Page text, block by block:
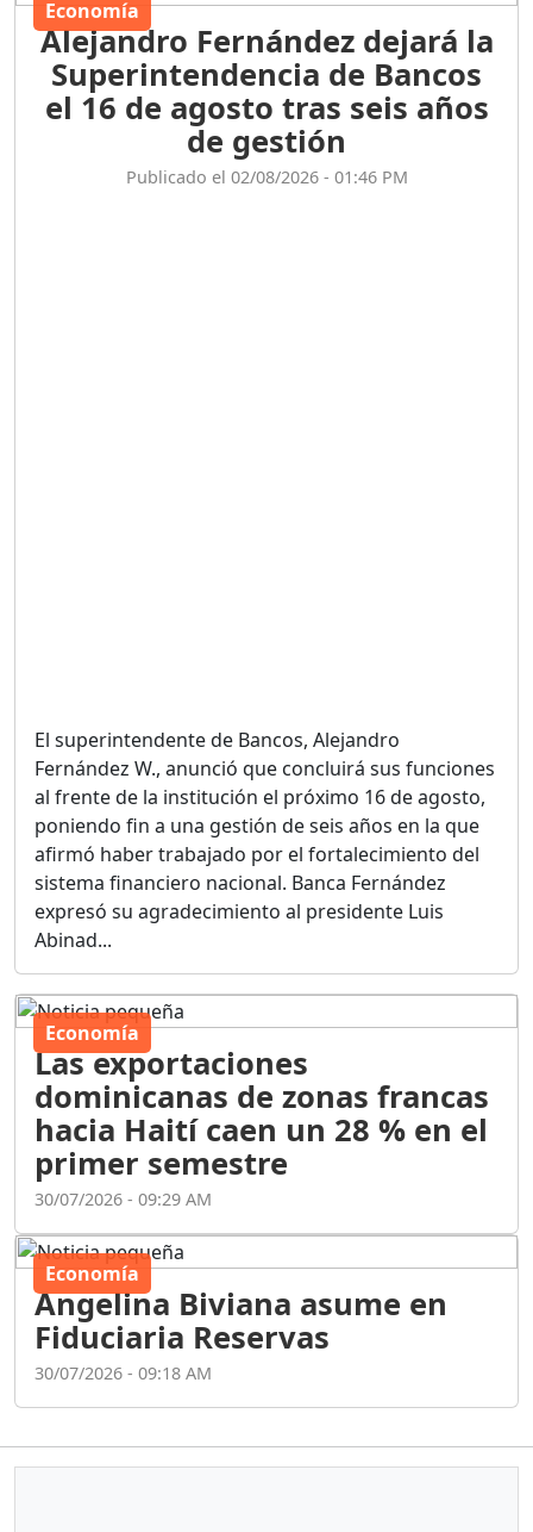
Economía
Alejandro Fernández dejará la
Superintendencia de Bancos
el 16 de agosto tras seis años
de gestión
Publicado el 02/08/2026 - 01:46 PM
El superintendente de Bancos, Alejandro
Fernández W., anunció que concluirá sus funciones
al frente de la institución el próximo 16 de agosto,
poniendo fin a una gestión de seis años en la que
afirmó haber trabajado por el fortalecimiento del
sistema financiero nacional. Banca Fernández
expresó su agradecimiento al presidente Luis
Abinad...
Economía
Las exportaciones
dominicanas de zonas francas
hacia Haití caen un 28 % en el
primer semestre
30/07/2026 - 09:29 AM
Economía
Angelina Biviana asume en
Fiduciaria Reservas
30/07/2026 - 09:18 AM